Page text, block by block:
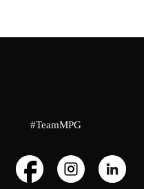
#TeamMPG